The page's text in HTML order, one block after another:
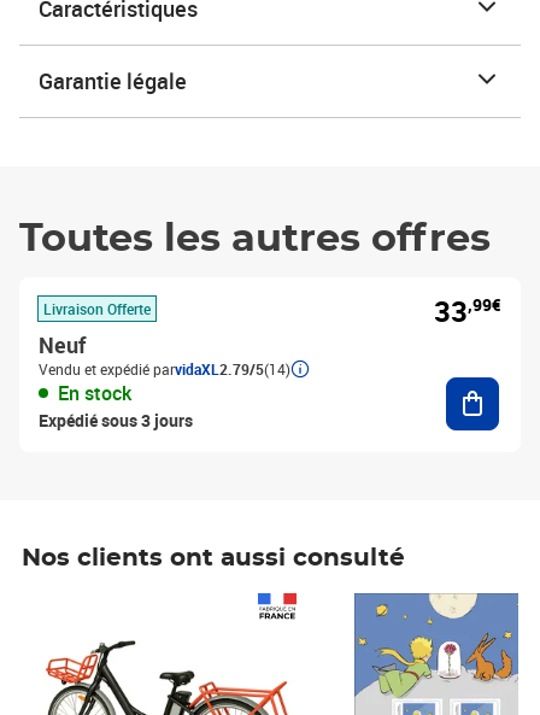
Caractéristiques
Garantie légale
Toutes les autres offres
Livraison Offerte
Neuf
Vendu et expédié parvidaXL 2.79/5(14)
En stock
Expédié sous 3 jours
33,99€
Nos clients ont aussi consulté
Prix 7,50€